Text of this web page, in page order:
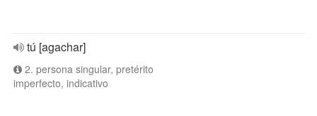
tú [agachar]
2. persona singular, pretérito
imperfecto, indicativo